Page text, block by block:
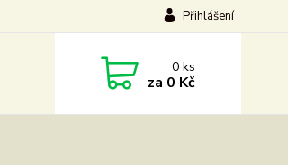
Přihlášení
0ks
za 0 Kč